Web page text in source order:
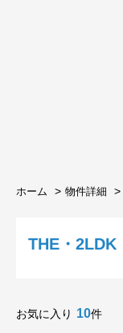
ホーム 物件詳細
THE・2LDK
お気に入り 10件